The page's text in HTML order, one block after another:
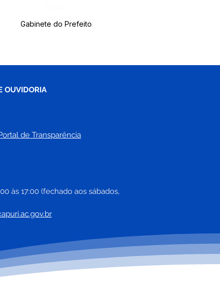
Gabinete do Prefeito
OUVIDORIA
de Transparência
às 17:00 (fechado aos sábados,